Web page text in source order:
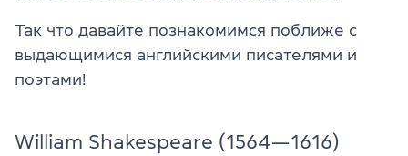
Так что давайте познакомимся поближе с
выдающимися английскими писателями и
поэтами!
William Shakespeare (1564—1616)